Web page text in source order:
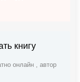
книгу
онлайн , автор